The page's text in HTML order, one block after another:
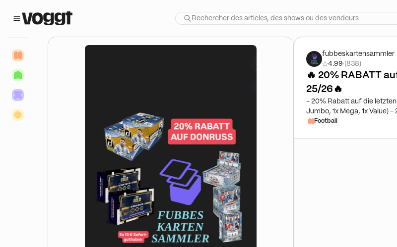
fubbeskartensammler
4.99·(838)
🔥 20% RABATT
25/26🔥
- 20% Rabatt auf die
Jumbo, 1x Mega, 1x Value)
Football